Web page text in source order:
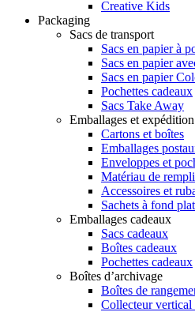
Creative Kids
Packaging
Sacs de transport
Sacs en papier à
Sacs en papier
Sacs en papier
Pochettes cadeaux
Sacs Take Away
Emballages et expédition
Cartons et boîtes
Emballages
Enveloppes et
Matériau de
Accessoires et
Sachets à fond plat
Emballages cadeaux
Sacs cadeaux
Boîtes cadeaux
Pochettes cadeaux
Boîtes d’archivage
Boîtes de
Collecteur vertical